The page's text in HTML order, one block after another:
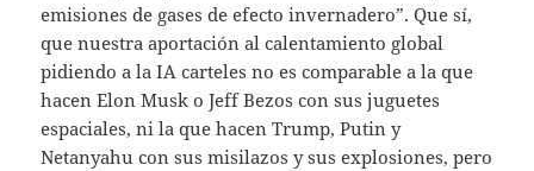
emisiones de gases de efecto invernadero”. Que sí,
que nuestra aportación al calentamiento global
pidiendo a la IA carteles no es comparable a la que
hacen Elon Musk o Jeff Bezos con sus juguetes
espaciales, ni la que hacen Trump, Putin y
Netanyahu con sus misilazos y sus explosiones, pero